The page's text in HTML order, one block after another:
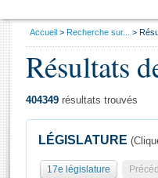
Général
Vous
Accueil Recherche sur...
Résultats
404349 résultats trouvés
LÉGISLATURE
17e législature